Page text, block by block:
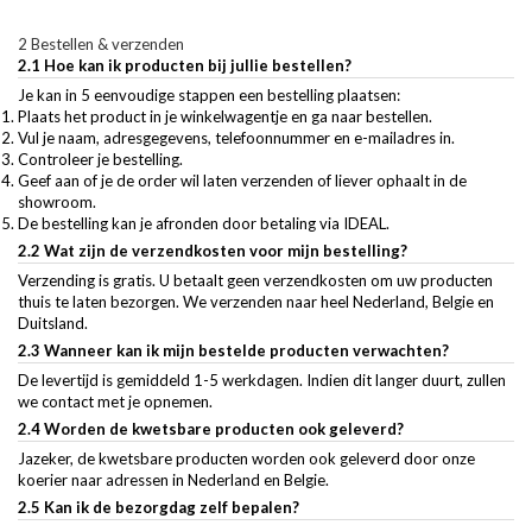
2 Bestellen & verzenden
2.1 Hoe kan ik producten bij jullie bestellen?
Je kan in 5 eenvoudige stappen een bestelling plaatsen:
Plaats het product in je winkelwagentje en ga naar bestellen.
Vul je naam, adresgegevens, telefoonnummer en e-mailadres in.
Controleer je bestelling.
Geef aan of je de order wil laten verzenden of liever ophaalt in de
showroom.
De bestelling kan je afronden door betaling via IDEAL.
2.2 Wat zijn de verzendkosten voor mijn bestelling?
Verzending is gratis. U betaalt geen verzendkosten om uw producten
thuis te laten bezorgen. We verzenden naar heel Nederland, Belgie en
Duitsland.
2.3 Wanneer kan ik mijn bestelde producten verwachten?
De levertijd is gemiddeld 1-5 werkdagen. Indien dit langer duurt, zullen
we contact met je opnemen.
2.4 Worden de kwetsbare producten ook geleverd?
Jazeker, de kwetsbare producten worden ook geleverd door onze
koerier naar adressen in Nederland en Belgie.
2.5 Kan ik de bezorgdag zelf bepalen?